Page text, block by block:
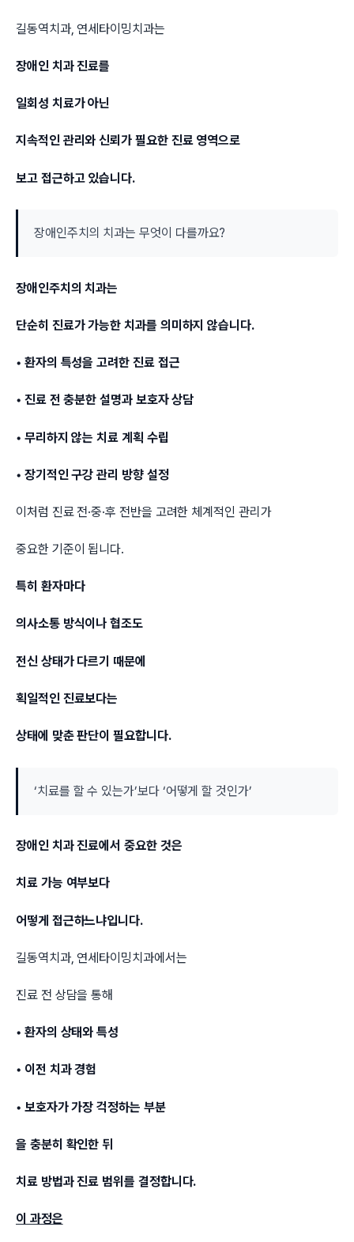
길동역치과, 연세타이밍치과는
장애인 치과 진료를
일회성 치료가 아닌
지속적인 관리와 신뢰가 필요한 진료 영역으로
보고 접근하고 있습니다.
장애인주치의 치과는 무엇이 다를까요?
장애인주치의 치과는
단순히 진료가 가능한 치과를 의미하지 않습니다.
• 환자의 특성을 고려한 진료 접근
• 진료 전 충분한 설명과 보호자 상담
• 무리하지 않는 치료 계획 수립
• 장기적인 구강 관리 방향 설정
이처럼 진료 전·중·후 전반을 고려한 체계적인 관리가
중요한 기준이 됩니다.
특히 환자마다
의사소통 방식이나 협조도
전신 상태가 다르기 때문에
획일적인 진료보다는
상태에 맞춘 판단이 필요합니다.
‘치료를 할 수 있는가’보다 ‘어떻게 할 것인가’
장애인 치과 진료에서 중요한 것은
치료 가능 여부보다
어떻게 접근하느냐입니다.
길동역치과, 연세타이밍치과에서는
진료 전 상담을 통해
• 환자의 상태와 특성
• 이전 치과 경험
• 보호자가 가장 걱정하는 부분
을 충분히 확인한 뒤
치료 방법과 진료 범위를 결정합니다.
이 과정은